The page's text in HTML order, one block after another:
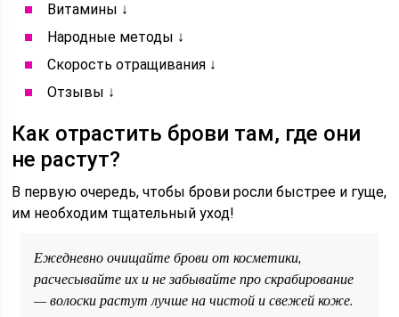
Витамины ↓
Народные методы ↓
Скорость отращивания ↓
Отзывы ↓
Как отрастить брови там, где они
не растут?
В первую очередь, чтобы брови росли быстрее и гуще,
им необходим тщательный уход!
Ежедневно очищайте брови от косметики,
расчесывайте их и не забывайте про скрабирование
— волоски растут лучше на чистой и свежей коже.